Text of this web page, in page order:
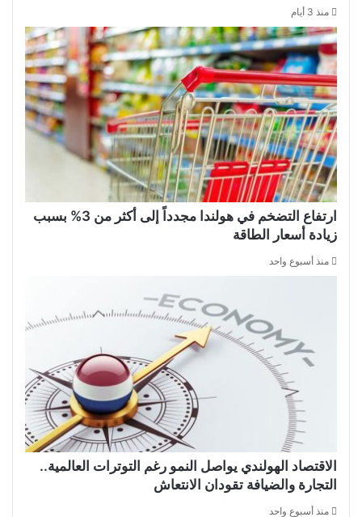
منذ 3 أيام
ارتفاع التضخم في هولندا مجدداً إلى أكثر من 3% بسبب
زيادة أسعار الطاقة
منذ أسبوع واحد
الاقتصاد الهولندي يواصل النمو رغم التوترات العالمية..
التجارة والضيافة تقودان الانتعاش
منذ أسبوع واحد